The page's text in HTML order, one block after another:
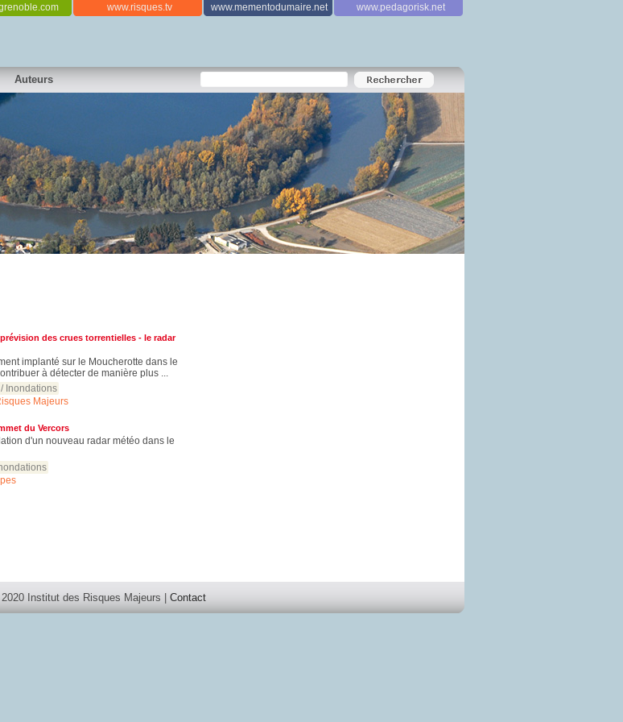
www.risques.tv www.mementodumaire.net www.pedagorisk.net
Auteurs
des crues torrentielles - le radar
implanté sur le Moucherotte dans le
à détecter de manière plus ...
Inondations
Majeurs
du Vercors
d'un nouveau radar météo dans le
Institut des Risques Majeurs | Contact